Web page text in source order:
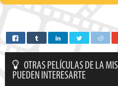
OTRAS PELÍCULAS DE LA
PUEDEN INTERESARTE